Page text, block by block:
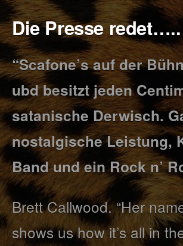
Die Presse redet…..
“Scafone’s auf der
ubd besitzt jeden
satanische Derwisch.
nostalgische Leistung,
Band und ein Rock n’
Brett Callwood. “Her
shows us how it’s all in